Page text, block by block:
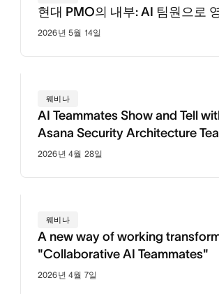
현대 PMO의 내부: AI 팀원으로
2026년 5월 14일
웨비나
AI Teammates Show and Tell
Asana Security Architecture
2026년 4월 28일
웨비나
A new way of working
"Collaborative AI Teammates"
2026년 4월 7일